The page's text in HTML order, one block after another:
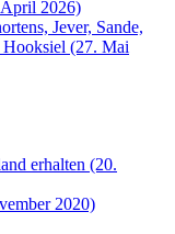
April 2026)
Jever, Sande,
(27. Mai
erhalten (20.
2020)